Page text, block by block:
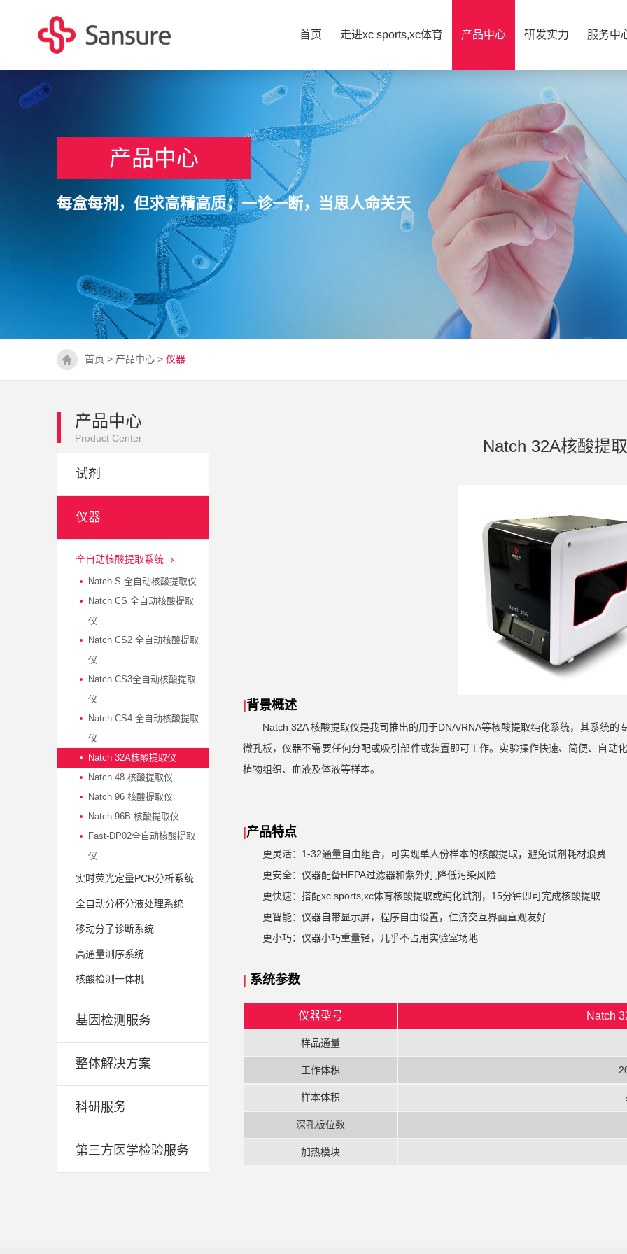
首页 走进xc sports,xc体育 产品中心 研发实力 服务中
产品中心
每盒每剂，但求高精高质；一诊一断，当思人命关天
首页 > 产品中心> 仪器
产品中心
Product Center
试剂
仪器
全自动核酸提取系统
Natch S 全自动核酸提取仪
Natch CS 全自动核酸提取
仪
Natch CS2 全自动核酸提取
仪
Natch CS3全自动核酸提取
仪
Natch CS4 全自动核酸提取
仪
Natch 32A核酸提取仪
Natch 48 核酸提取仪
Natch 96 核酸提取仪
Natch 96B 核酸提取仪
Fast-DP02全自动核酸提取
仪
实时荧光定量PCR分析系统
全自动分杯分液处理系统
移动分子诊断系统
高通量测序系统
核酸检测一体机
基因检测服务
整体解决方案
科研服务
第三方医学检验服务
Natch 32A核酸提
|背景概述
Natch 32A核酸提取仪是我司推出的用于DNA/RNA等核酸提取纯化系统，其系统的
微孔板，仪器不需要任何分配或吸引部件或装置即可工作。实验操作快速、简便、自动
植物组织、血液及体液等样本。
|产品特点
更灵活： 1-32通量自由组合，可实现单人份样本的核酸提取，避免试剂耗材浪费
更安全：仪器配备HEPA过滤器和紫外灯, 降低污染风险
更快速：搭配xc sports,xc体育核酸提取或纯化试剂， 15分钟即可完成核酸提取
更智能：仪器自带显示屏，程序自由设置，仁济交互界面直观友好
更小巧：仪器小巧重量轻，几乎不占用实验室场地
| 系统参数
仪器型号 Natch
样品通量
工作体积
样本体积
深孔板位数
加热模块